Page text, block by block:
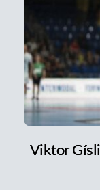
Viktor